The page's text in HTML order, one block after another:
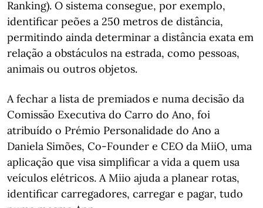
Ranking). O sistema consegue, por exemplo,
identificar peões a 250 metros de distância,
permitindo ainda determinar a distância exata em
relação a obstáculos na estrada, como pessoas,
animais ou outros objetos.
A fechar a lista de premiados e numa decisão da
Comissão Executiva do Carro do Ano, foi
atribuído o Prémio Personalidade do Ano a
Daniela Simões, Co-Founder e CEO da MiiO, uma
aplicação que visa simplificar a vida a quem usa
veículos elétricos. A Miio ajuda a planear rotas,
identificar carregadores, carregar e pagar, tudo